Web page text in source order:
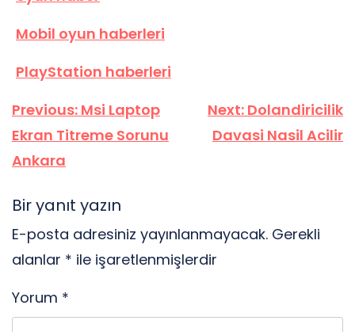
Mobil oyun haberleri
PlayStation haberleri
Yazı
gezinmesi
Previous: Msi Laptop
Ekran Titreme Sorunu
Ankara
Next: Dolandiricilik
Davasi Nasil Acilir
Bir yanıt yazın
E-posta adresiniz yayınlanmayacak. Gerekli
alanlar * ile işaretlenmişlerdir
Yorum *